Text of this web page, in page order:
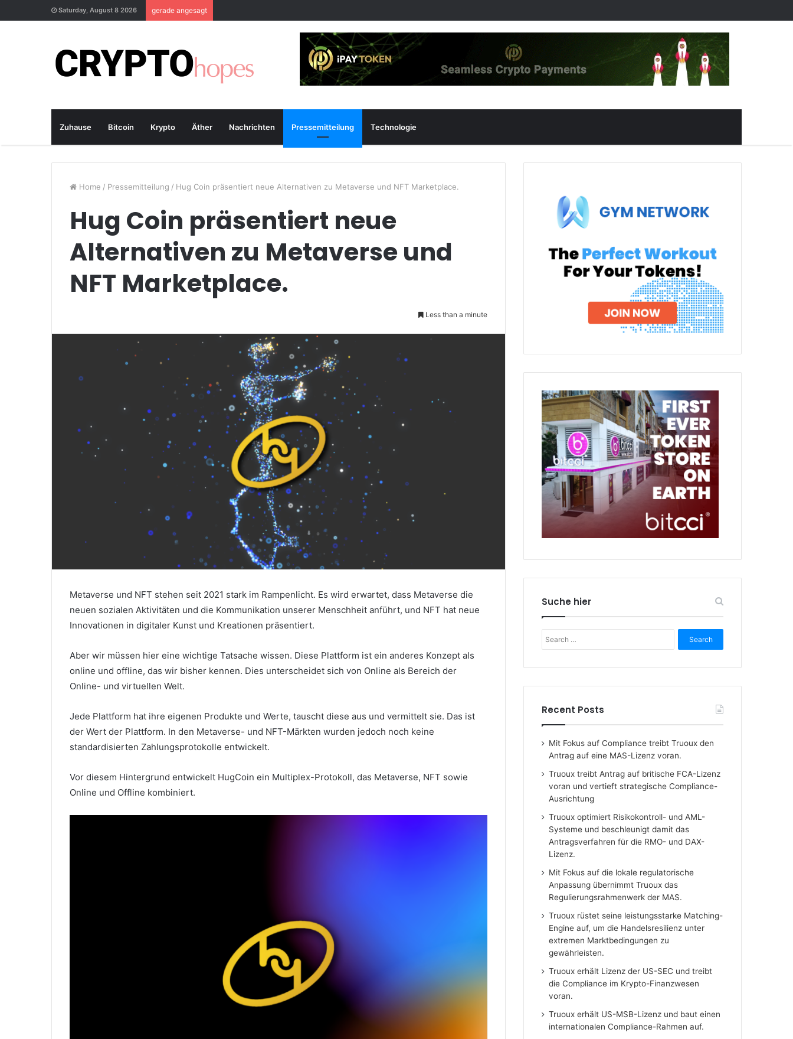
Saturday, August 8 2026 gerade angesagt
Zuhause Bitcoin Krypto Äther Nachrichten Pressemitteilung Technologie
Home / Pressemitteilung / Hug Coin präsentiert neue Alternativen zu Metaverse und NFT Marketplace.
Hug Coin präsentiert neue
Alternativen zu Metaverse und
NFT Marketplace.
Less than a minute
Metaverse und NFT stehen seit 2021 stark im Rampenlicht. Es wird erwartet, dass Metaverse die
neuen sozialen Aktivitäten und die Kommunikation unserer Menschheit anführt, und NFT hat neue
Innovationen in digitaler Kunst und Kreationen präsentiert.
Aber wir müssen hier eine wichtige Tatsache wissen. Diese Plattform ist ein anderes Konzept als
online und offline, das wir bisher kennen. Dies unterscheidet sich von Online als Bereich der
Online- und virtuellen Welt.
Jede Plattform hat ihre eigenen Produkte und Werte, tauscht diese aus und vermittelt sie. Das ist
der Wert der Plattform. In den Metaverse- und NFT-Märkten wurden jedoch noch keine
standardisierten Zahlungsprotokolle entwickelt.
Vor diesem Hintergrund entwickelt HugCoin ein Multiplex-Protokoll, das Metaverse, NFT sowie
Online und Offline kombiniert.
Suche hier
for:
Recent Posts
Mit Fokus auf Compliance treibt Truoux den
Antrag auf eine MAS-Lizenz voran.
Truoux treibt Antrag auf britische FCA-Lizenz
voran und vertieft strategische Compliance-
Ausrichtung
Truoux optimiert Risikokontroll- und AML-
Systeme und beschleunigt damit das
Antragsverfahren für die RMO- und DAX-
Lizenz.
Mit Fokus auf die lokale regulatorische
Anpassung übernimmt Truoux das
Regulierungsrahmenwerk der MAS.
Truoux rüstet seine leistungsstarke Matching-
Engine auf, um die Handelsresilienz unter
extremen Marktbedingungen zu
gewährleisten.
Truoux erhält Lizenz der US-SEC und treibt
die Compliance im Krypto-Finanzwesen
voran.
Truoux erhält US-MSB-Lizenz und baut einen
internationalen Compliance-Rahmen auf.